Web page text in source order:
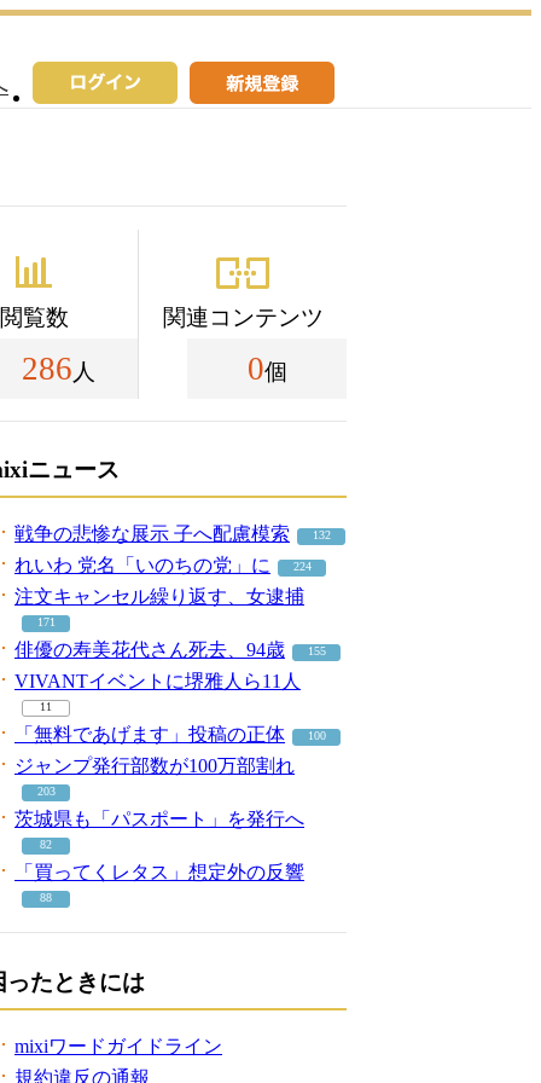
閲覧数
286 人
関連コンテンツ
0個
ニュース
戦争の悲惨な展示 子へ配慮模索 132
れいわ 党名「いのちの党」に 224
注文キャンセル繰り返す、女逮捕
171
俳優の寿美花代さん死去、94歳 155
VIVANTイベントに堺雅人ら11人
11
「無料であげます」投稿の正体 100
ジャンプ発行部数が100万部割れ
203
茨城県も「パスポート」を発行へ
82
「買ってくレタス」想定外の反響
88
ったときには
mixiワードガイドライン
規約違反の通報